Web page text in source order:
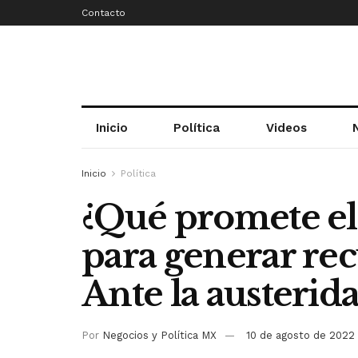
Contacto
Inicio Política Videos
Inicio Política
¿Qué promete
para generar
Ante la
Por Negocios y Política MX 10 de agosto de 2022